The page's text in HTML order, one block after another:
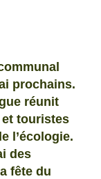
prochains.
réunit
touristes
l’écologie.
des
fête du